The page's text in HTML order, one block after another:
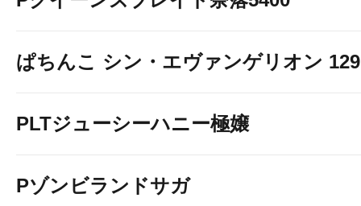
ぱちんこ シン・エヴァンゲリオン
PLTジューシーハニー極嬢
Pゾンビランドサガ